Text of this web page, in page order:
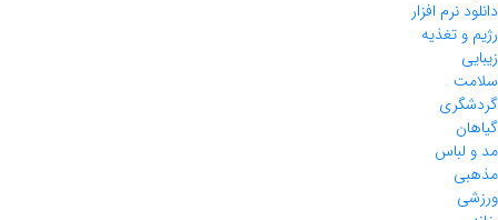
دانلود نرم افزار
رژیم و تغذیه
زیبایی
سلامت
گردشگری
گیاهان
مد و لباس
مذهبی
ورزشی